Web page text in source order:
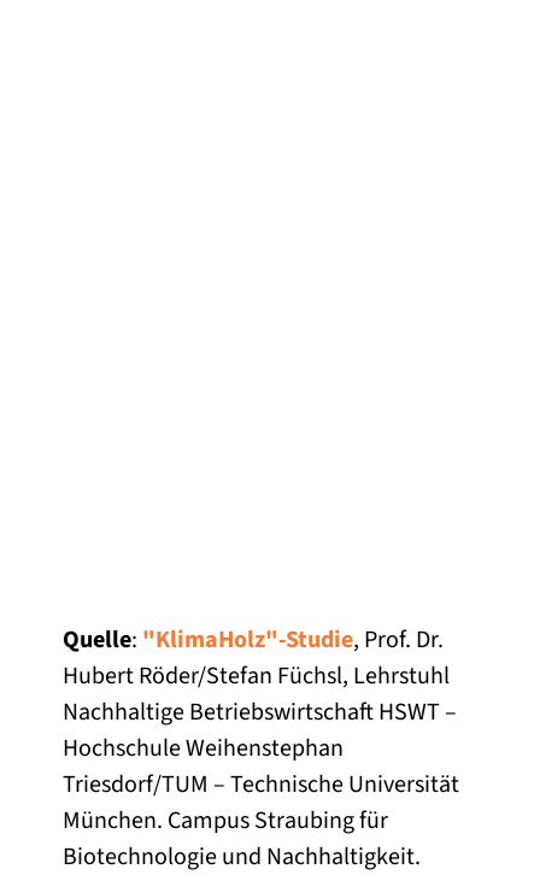
Quelle: "KlimaHolz"-Studie, Prof. Dr.
Hubert Röder/Stefan Füchsl, Lehrstuhl
Nachhaltige Betriebswirtschaft HSWT –
Hochschule Weihenstephan
Triesdorf/TUM – Technische Universität
München. Campus Straubing für
Biotechnologie und Nachhaltigkeit.